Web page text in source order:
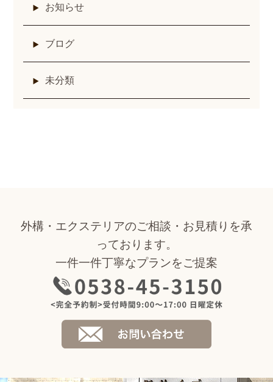
お知らせ
ブログ
未分類
外構・エクステリアのご相談・お見積りを承
っております。
一件一件丁寧なプランをご提案